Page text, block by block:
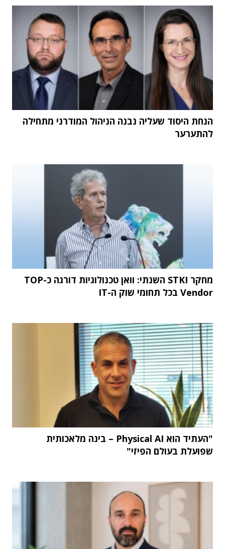
הנחת היסוד שעליה נבנה הניהול המודרני מתחילה
להתערער
מחקר STKI השנתי: וואן טכנולוגיות דורגה כ-TOP
Vendor בכל תחומי שוק ה-IT
"העתיד הוא Physical AI – בינה מלאכותית
שפועלת בעולם הפיזי"